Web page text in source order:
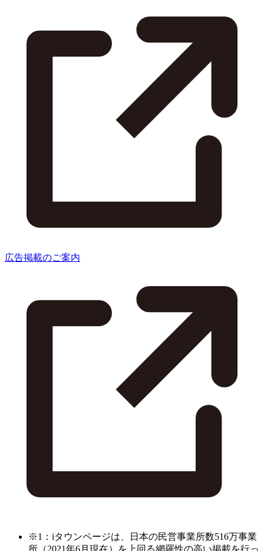
広告掲載のご案内
※1：iタウンページは、日本の民営事業所数516万事業
所（2021年6月現在）を上回る網羅性の高い掲載を行っ